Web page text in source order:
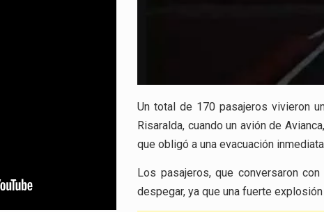
Un total de 170 pasajeros vivieron
Risaralda, cuando un avión de
que obligó a una evacuación
Los pasajeros, que conversaron
despegar, ya que una fuerte